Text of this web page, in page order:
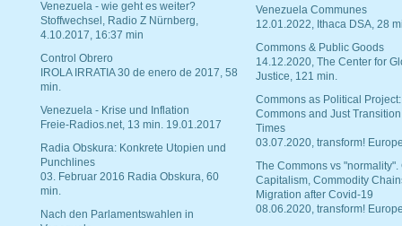
Venezuela - wie geht es weiter?
Stoffwechsel, Radio Z Nürnberg,
4.10.2017, 16:37 min
Control Obrero
IROLA IRRATIA 30 de enero de 2017, 58
min.
Venezuela - Krise und Inflation
Freie-Radios.net, 13 min. 19.01.2017
Radia Obskura: Konkrete Utopien und
Punchlines
03. Februar 2016 Radia Obskura, 60
min.
Nach den Parlamentswahlen in
Venezuela Communes
12.01.2022, Ithaca DSA, 28
Commons & Public Goods
14.12.2020, The Center for
Justice, 121 min.
Commons as Political Project:
Commons and Just
Times
03.07.2020, transform!
The Commons vs "normality".
Capitalism, Commodity
Migration after Covid-19
08.06.2020, transform!